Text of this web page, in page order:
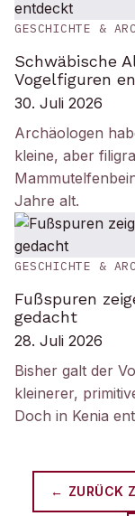
GESCHICHTE &
Schwäbische
Vogelfiguren
30. Juli 2026
Archäologen
kleine, aber
Jahre alt.
GESCHICHTE &
Fußspuren
gedacht
28. Juli 2026
Bisher galt der
kleinerer,
Doch in Kenia
← ZURÜCK